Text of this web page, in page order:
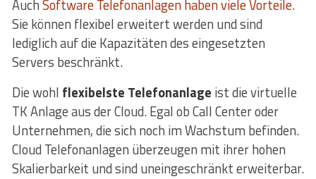
AuchSoftware Telefonanlagen haben viele Vorteile.
Sie können flexibel erweitert werden und sind
lediglich auf die Kapazitäten des eingesetzten
Servers beschränkt.
Die wohl flexibelste Telefonanlage ist die virtuelle
TK Anlage aus der Cloud. Egal ob Call Center oder
Unternehmen, die sich noch im Wachstum befinden.
Cloud Telefonanlagen überzeugen mit ihrer hohen
Skalierbarkeit und sind uneingeschränkt erweiterbar.